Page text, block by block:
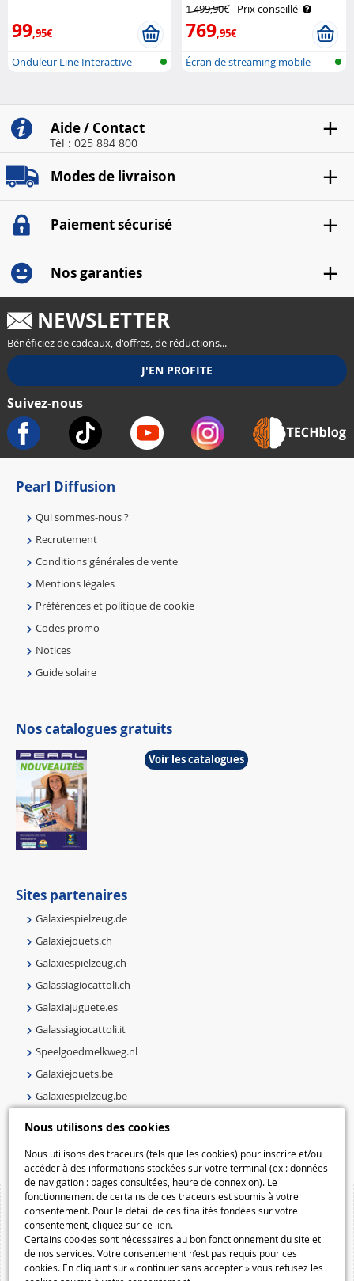
Nous utilisons des cookies
Nous utilisons des traceurs (tels que les cookies) pour inscrire et/ou
accéder à des informations stockées sur votre terminal (ex : données
de navigation : pages consultées, heure de connexion). Le
fonctionnement de certains de ces traceurs est soumis à votre
consentement. Pour le détail de ces finalités fondées sur votre
consentement, cliquez sur ce lien.
Certains cookies sont nécessaires au bon fonctionnement du site et
de nos services. Votre consentement n’est pas requis pour ces
cookies. En cliquant sur « continuer sans accepter » vous refusez les
99,95€
Onduleur Line Interactive
1 499,90€ Prix conseillé
769,95€
Écran de streaming mobile
Aide / Contact
Tél : 025 884 800
Modes de livraison
Paiement sécurisé
Nos garanties
NEWSLETTER
Bénéficiez de cadeaux, d'offres, de réductions...
Suivez-nous
Pearl Diffusion
Qui sommes-nous ?
Recrutement
Conditions générales de vente
Mentions légales
Préférences et politique de cookie
Codes promo
Notices
Guide solaire
Nos catalogues gratuits
Voir les catalogues
Sites partenaires
Galaxiespielzeug.de
Galaxiejouets.ch
Galaxiespielzeug.ch
Galassiagiocattoli.ch
Galaxiajuguete.es
Galassiagiocattoli.it
Speelgoedmelkweg.nl
Galaxiejouets.be
Galaxiespielzeug.be